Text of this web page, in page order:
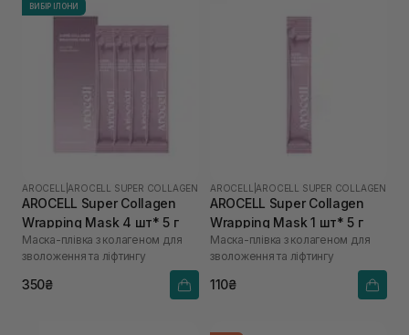
ВИБІР ІЛОНИ
AROCELL AROCELL SUPER COLLAGEN
AROCELL Super Collagen
Wrapping Mask 4 шт* 5 г
Маска-плівка з колагеном для
зволоження та ліфтингу
350₴
AROCELL AROCELL SUPER COLLAGEN
AROCELL Super Collagen
Wrapping Mask 1 шт* 5 г
Маска-плівка з колагеном для
зволоження та ліфтингу
110₴